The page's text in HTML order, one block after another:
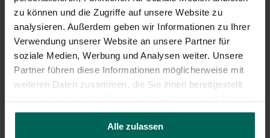
zu können und die Zugriffe auf unsere Website zu
analysieren. Außerdem geben wir Informationen zu Ihrer
Verwendung unserer Website an unsere Partner für
soziale Medien, Werbung und Analysen weiter. Unsere
Partner führen diese Informationen möglicherweise mit
weiteren Daten zusammen, die Sie ihnen bereitgestellt
gesammelt haben.
Alle zulassen
Hotels
Privatvermieter
Wohnmobil & Camping
Landkreis
Tagen & Feiern
51 bis 100 Personen